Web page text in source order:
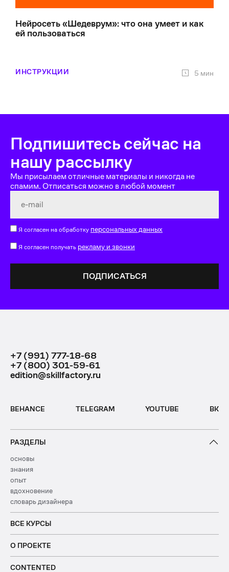
Нейросеть «Шедеврум»: что она умеет и как
ей пользоваться
ИНСТРУКЦИИ 5 мин
Подпишитесь сейчас на
нашу рассылку
Мы присылаем отличные материалы и никогда не
спамим. Отписаться можно в любой момент
Я согласен на обработку персональных данных
Я согласен получать рекламу и звонки
+7 (991) 777-18-68
+7 (800) 301-59-61
edition@skillfactory.ru
BEHANCE TELEGRAM YOUTUBE ВК
РАЗДЕЛЫ
основы
знания
опыт
вдохновение
словарь дизайнера
ВСЕ КУРСЫ
О ПРОЕКТЕ
CONTENTED